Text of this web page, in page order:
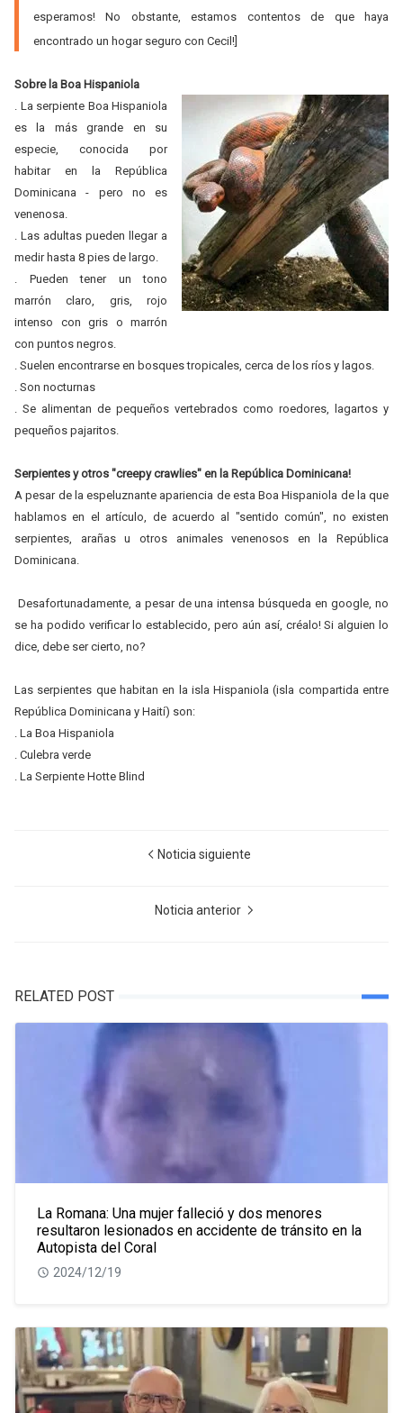
esperamos! No obstante, estamos contentos de que haya
encontrado un hogar seguro con Cecil!]
Sobre la Boa Hispaniola
. La serpiente Boa Hispaniola
es la más grande en su
especie, conocida por
habitar en la República
Dominicana - pero no es
venenosa.
. Las adultas pueden llegar a
medir hasta 8 pies de largo.
. Pueden tener un tono
marrón claro, gris, rojo
intenso con gris o marrón
con puntos negros.
. Suelen encontrarse en bosques tropicales, cerca de los ríos y lagos.
. Son nocturnas
. Se alimentan de pequeños vertebrados como roedores, lagartos y
pequeños pajaritos.
Serpientes y otros "creepy crawlies" en la República Dominicana!
A pesar de la espeluznante apariencia de esta Boa Hispaniola de la que
hablamos en el artículo, de acuerdo al "sentido común", no existen
serpientes, arañas u otros animales venenosos en la República
Dominicana.
Desafortunadamente, a pesar de una intensa búsqueda en google, no
se ha podido verificar lo establecido, pero aún así, créalo! Si alguien lo
dice, debe ser cierto, no?
Las serpientes que habitan en la isla Hispaniola (isla compartida entre
República Dominicana y Haití) son:
. La Boa Hispaniola
. Culebra verde
. La Serpiente Hotte Blind
Noticia siguiente
Noticia anterior
RELATED POST
La Romana: Una mujer falleció y dos menores
resultaron lesionados en accidente de tránsito en la
Autopista del Coral
2024/12/19